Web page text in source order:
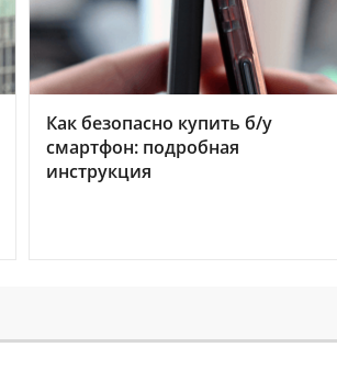
Как безопасно купить б/у
смартфон: подробная
инструкция